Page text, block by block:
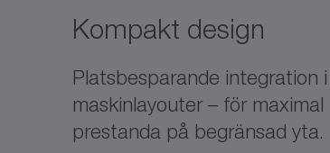
Kompakt design
Platsbesparande integration i
maskinlayouter – för maximal
prestanda på begränsad yta.